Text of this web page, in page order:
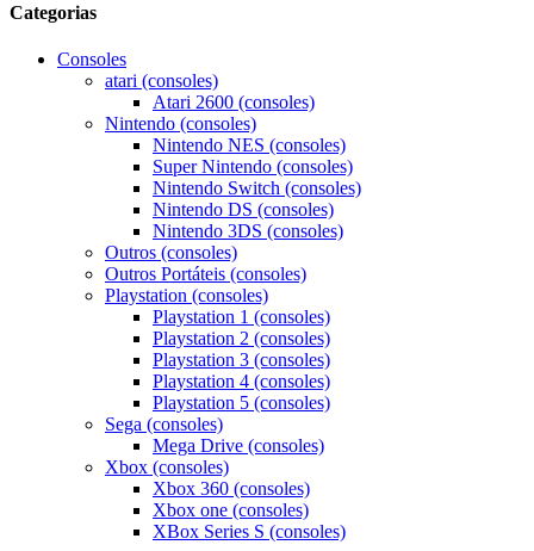
Categorias
Consoles
atari (consoles)
Atari 2600 (consoles)
Nintendo (consoles)
Nintendo NES (consoles)
Super Nintendo (consoles)
Nintendo Switch (consoles)
Nintendo DS (consoles)
Nintendo 3DS (consoles)
Outros (consoles)
Outros Portáteis (consoles)
Playstation (consoles)
Playstation 1 (consoles)
Playstation 2 (consoles)
Playstation 3 (consoles)
Playstation 4 (consoles)
Playstation 5 (consoles)
Sega (consoles)
Mega Drive (consoles)
Xbox (consoles)
Xbox 360 (consoles)
Xbox one (consoles)
XBox Series S (consoles)